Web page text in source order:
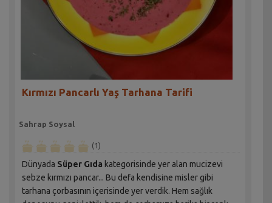
Kırmızı Pancarlı Yaş Tarhana Tarifi
Sahrap Soysal
(1)
Dünyada Süper Gıda kategorisinde yer alan mucizevi
sebze kırmızı pancar... Bu defa kendisine misler gibi
tarhana çorbasının içerisinde yer verdik. Hem sağlık